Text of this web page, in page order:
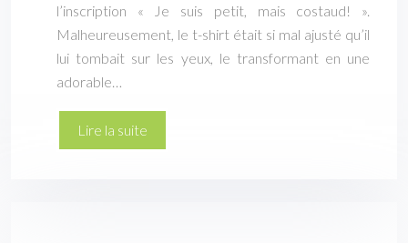
l’inscription « Je suis petit, mais costaud! ».
Malheureusement, le t-shirt était si mal ajusté qu’il
lui tombait sur les yeux, le transformant en une
adorable…
Lire la suite